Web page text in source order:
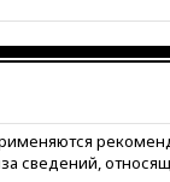
сведений,